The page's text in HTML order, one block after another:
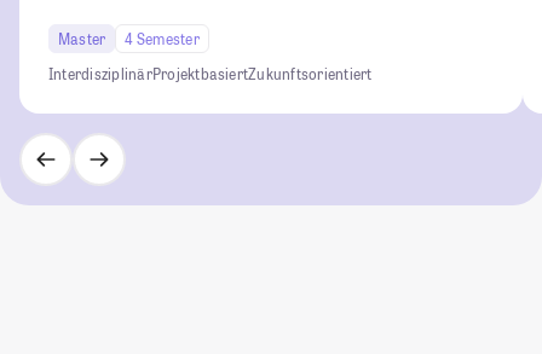
Master
4 Semester
InterdisziplinärProjektbasiertZukunftsorientiert